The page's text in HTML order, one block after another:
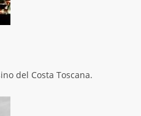
del Costa Toscana.